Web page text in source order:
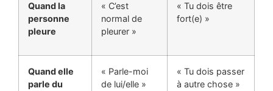
Quand la
personne
pleure
« C’est
normal de
pleurer »
« Tu dois être
fort(e) »
Quand elle
parle du
« Parle-moi
de lui/elle »
« Tu dois passer
à autre chose »